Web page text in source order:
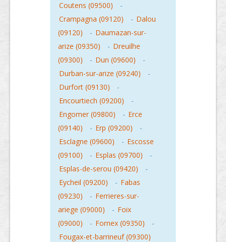
Coutens (09500)
-
Crampagna (09120)
- Dalou
(09120)
- Daumazan-sur-
arize (09350)
- Dreuilhe
(09300)
- Dun (09600)
-
Durban-sur-arize (09240)
-
Durfort (09130)
-
Encourtiech (09200)
-
Engomer (09800)
- Erce
(09140)
- Erp (09200)
-
Esclagne (09600)
- Escosse
(09100)
- Esplas (09700)
-
Esplas-de-serou (09420)
-
Eycheil (09200)
- Fabas
(09230)
- Ferrieres-sur-
ariege (09000)
- Foix
(09000)
- Fornex (09350)
-
Fougax-et-barrineuf (09300)